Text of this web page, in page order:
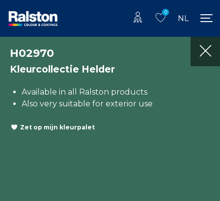
0
NL
H02970
Kleurcollectie Helder
Available in all Ralston products
Also very suitable for exterior use
Zet op mijn kleurpalet